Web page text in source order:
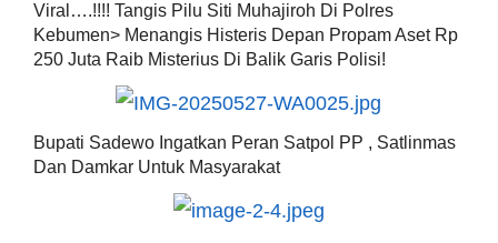
Viral….!!!! Tangis Pilu Siti Muhajiroh Di Polres
Kebumen> Menangis Histeris Depan Propam Aset Rp
250 Juta Raib Misterius Di Balik Garis Polisi!
Bupati Sadewo Ingatkan Peran Satpol PP , Satlinmas
Dan Damkar Untuk Masyarakat